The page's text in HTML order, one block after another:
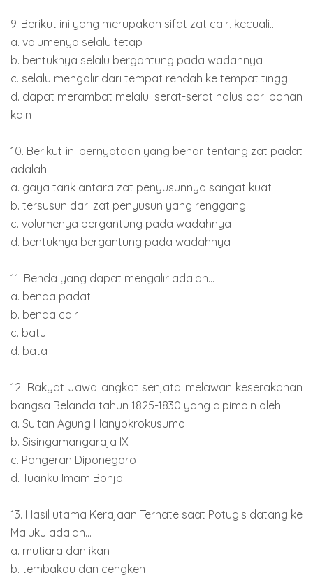
9. Berikut ini yang merupakan sifat zat cair, kecuali...
a. volumenya selalu tetap
b. bentuknya selalu bergantung pada wadahnya
c. selalu mengalir dari tempat rendah ke tempat tinggi
d. dapat merambat melalui serat-serat halus dari bahan
kain
10. Berikut ini pernyataan yang benar tentang zat padat
adalah...
a. gaya tarik antara zat penyusunnya sangat kuat
b. tersusun dari zat penyusun yang renggang
c. volumenya bergantung pada wadahnya
d. bentuknya bergantung pada wadahnya
11. Benda yang dapat mengalir adalah...
a. benda padat
b. benda cair
c. batu
d. bata
12. Rakyat Jawa angkat senjata melawan keserakahan
bangsa Belanda tahun 1825-1830 yang dipimpin oleh...
a. Sultan Agung Hanyokrokusumo
b. Sisingamangaraja IX
c. Pangeran Diponegoro
d. Tuanku Imam Bonjol
13. Hasil utama Kerajaan Ternate saat Potugis datang ke
Maluku adalah...
a. mutiara dan ikan
b. tembakau dan cengkeh